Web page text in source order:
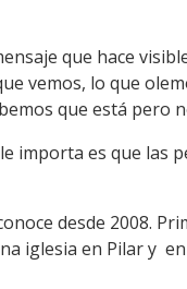
que hace
vemos, lo que
que está pero
importa es que las
desde 2008.
iglesia en Pilar y